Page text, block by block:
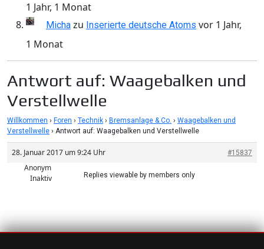
1 Jahr, 1 Monat
Micha zu Inserierte deutsche Atoms vor 1 Jahr,
1 Monat
Antwort auf: Waagebalken und
Verstellwelle
Willkommen › Foren › Technik › Bremsanlage & Co. › Waagebalken und
Verstellwelle › Antwort auf: Waagebalken und Verstellwelle
28. Januar 2017 um 9:24 Uhr #15837
Anonym
Inaktiv
Replies viewable by members only